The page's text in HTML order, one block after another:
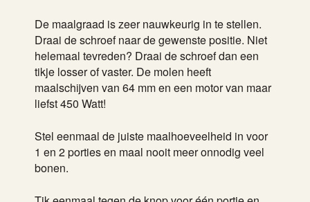
De maalgraad is zeer nauwkeurig in te stellen.
Draai de schroef naar de gewenste positie. Niet
helemaal tevreden? Draai de schroef dan een
tikje losser of vaster. De molen heeft
maalschijven van 64 mm en een motor van maar
liefst 450 Watt!
Stel eenmaal de juiste maalhoeveelheid in voor
1 en 2 porties en maal nooit meer onnodig veel
bonen.